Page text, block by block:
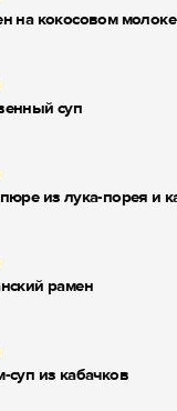
на кокосовом молоке
суп
из лука-порея и
рамен
суп из кабачков